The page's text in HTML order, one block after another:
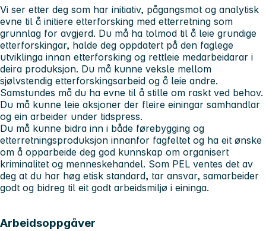
Vi ser etter deg som har initiativ, pågangsmot og analytisk
evne til å initiere etterforsking med etterretning som
grunnlag for avgjerd. Du må ha tolmod til å leie grundige
etterforskingar, halde deg oppdatert på den faglege
utviklinga innan etterforsking og rettleie medarbeidarar i
deira produksjon. Du må kunne veksle mellom
sjølvstendig etterforskingsarbeid og å leie andre.
Samstundes må du ha evne til å stille om raskt ved behov.
Du må kunne leie aksjoner der fleire einingar samhandlar
og ein arbeider under tidspress.
Du må kunne bidra inn i både førebygging og
etterretningsproduksjon innanfor fagfeltet og ha eit ønske
om å opparbeide deg god kunnskap om organisert
kriminalitet og menneskehandel. Som PEL ventes det av
deg at du har høg etisk standard, tar ansvar, samarbeider
godt og bidreg til eit godt arbeidsmiljø i eininga.
Arbeidsoppgåver